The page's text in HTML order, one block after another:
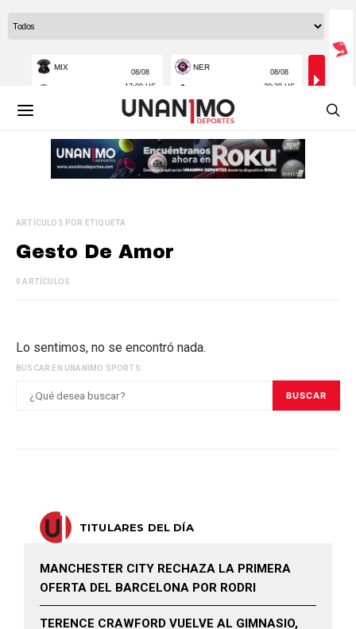
ARTÍCULOS POR ETIQUETA
Gesto De Amor
0 ARTÍCULOS
Lo sentimos, no se encontró nada.
BUSCAR EN UNANIMO SPORTS:
BUSCAR
TITULARES DEL DÍA
MANCHESTER CITY RECHAZA LA PRIMERA
OFERTA DEL BARCELONA POR RODRI
TERENCE CRAWFORD VUELVE AL GIMNASIO,